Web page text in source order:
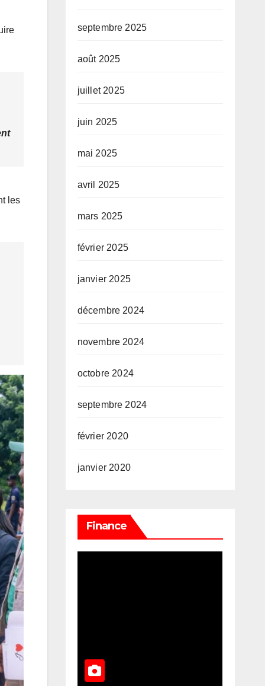
les
septembre 2025
août 2025
juillet 2025
juin 2025
mai 2025
avril 2025
mars 2025
février 2025
janvier 2025
décembre 2024
novembre 2024
octobre 2024
septembre 2024
février 2020
janvier 2020
Finance